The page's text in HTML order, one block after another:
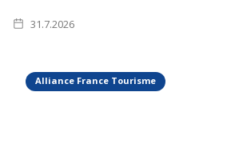
31.7.2026
Alliance France Tourisme